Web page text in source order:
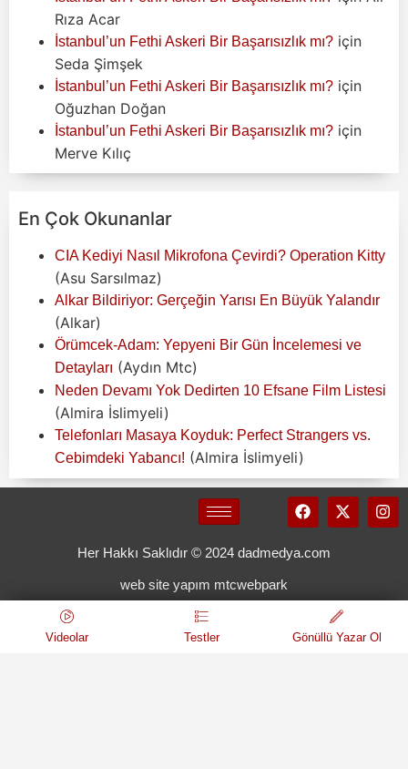
Rıza Acar
İstanbul’un Fethi Askeri Bir Başarısızlık mı? için
Seda Şimşek
İstanbul’un Fethi Askeri Bir Başarısızlık mı? için
Oğuzhan Doğan
İstanbul’un Fethi Askeri Bir Başarısızlık mı? için
Merve Kılıç
En Çok Okunanlar
CIA Kediyi Nasıl Mikrofona Çevirdi? Operation Kitty
(Asu Sarsılmaz)
Alkar Bildiriyor: Gerçeğin Yarısı En Büyük Yalandır
(Alkar)
Örümcek-Adam: Yepyeni Bir Gün İncelemesi ve
Detayları (Aydın Mtc)
Neden Devamı Yok Dedirten 10 Efsane Film Listesi
(Almira İslimyeli)
Telefonları Masaya Koyduk: Perfect Strangers vs.
Cebimdeki Yabancı! (Almira İslimyeli)
Her Hakkı Saklıdır © 2024 dadmedya.com
web site yapım mtcwebpark
Videolar Testler Gönüllü Yazar Ol